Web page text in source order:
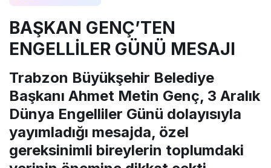
BAŞKAN GENÇ’TEN
ENGELLİLER GÜNÜ MESAJI
Trabzon Büyükşehir Belediye
Başkanı Ahmet Metin Genç, 3 Aralık
Dünya Engelliler Günü dolayısıyla
yayımladığı mesajda, özel
gereksinimli bireylerin toplumdaki